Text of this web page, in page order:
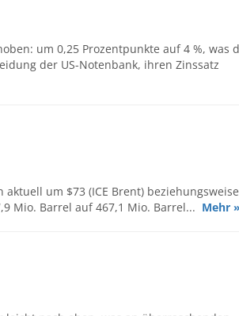
um 0,25 Prozentpunkte auf 4 %, was
der US-Notenbank, ihren Zinssatz
um $73 (ICE Brent) beziehungsweise
Mio. Barrel auf 467,1 Mio. Barrel... Mehr